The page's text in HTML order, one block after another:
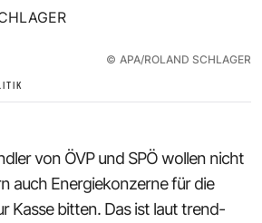
© APA/ROLAND SCHLAGER
von ÖVP und SPÖ wollen nicht
auch Energiekonzerne für die
Kasse bitten. Das ist laut trend-